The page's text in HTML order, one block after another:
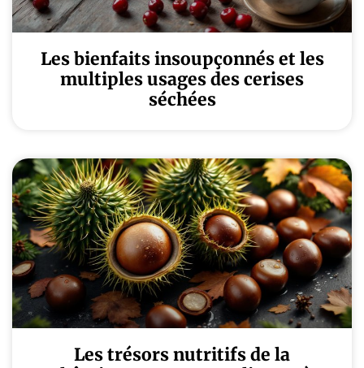
Les bienfaits insoupçonnés et les
multiples usages des cerises
séchées
Les trésors nutritifs de la